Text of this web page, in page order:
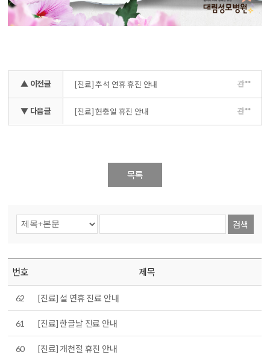
▲ 이전글 [진료] 추석 연휴 휴진 안내 관**
▼ 다음글 [진료] 현충일 휴진 안내 관**
목록
검색
번호 제목
62 [진료] 설 연휴 진료 안내
61 [진료] 한글날 진료 안내
60 [진료] 개천절 휴진 안내